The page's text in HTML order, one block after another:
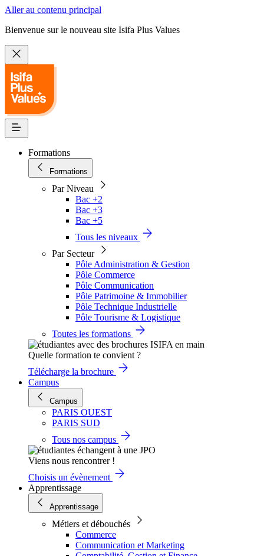
Aller au contenu principal
Bienvenue sur le nouveau site Isifa Plus Values
Formations
Formations
Par Niveau
Bac +2
Bac +3
Bac +5
Tous les niveaux
Par Secteur
Pôle Administration & Gestion
Pôle Commerce
Pôle Communication
Pôle Patrimoine & Immobilier
Pôle Technique Industrielle
Pôle Tourisme & Logistique
Toutes les formations
Quelle formation te convient ?
Télécharge la brochure
Campus
Campus
PARIS OUEST
PARIS SUD
Tous nos campus
Viens nous rencontrer !
Choisis un évènement
Apprentissage
Apprentissage
Métiers et débouchés
Commerce
Communication et Marketing